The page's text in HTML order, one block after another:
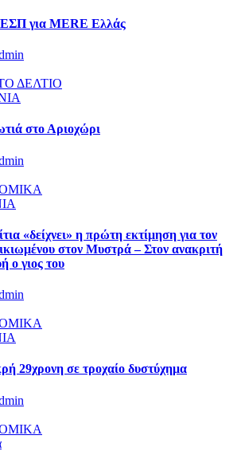
για MERE Ελλάς
ΔΕΛΤΙΟ
στο Αριοχώρι
«δείχνει» η πρώτη εκτίμηση για τον
στον Μυστρά – Στον ανακριτή
ο γιος του
29χρονη σε τροχαίο δυστύχημα